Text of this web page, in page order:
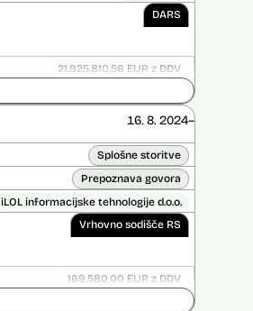
DARS
21.925.810,56 EUR z DDV
Da ?
16. 8. 2024–
Splošne storitve
Prepoznava govora
iLOL informacijske tehnologije d.o.o.
Vrhovno sodišče RS
169.580,00 EUR z DDV